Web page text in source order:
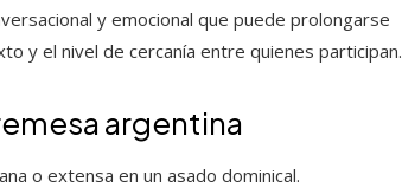
y emocional que puede prolongarse
y el nivel de cercanía entre quienes participan.
argentina
o extensa en un asado dominical.